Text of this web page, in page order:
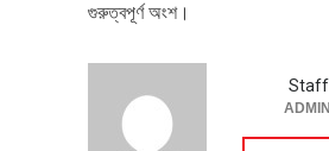
গুরুত্বপূর্ণ অংশ।
Staff